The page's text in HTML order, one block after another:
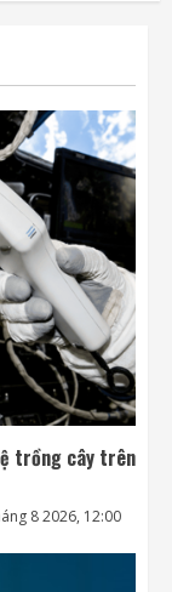
sát của
tin đối với
trồng cây trên
8 2026, 12:00